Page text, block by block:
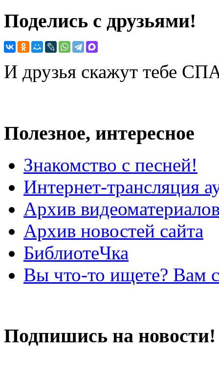
Поделись с друзьями!
И друзья скажут тебе
Полезное, интересное
Знакомство с песней!
Интернет-трансляция
Архив
Архив новостей сайта
БиблиотеЧка
Вы что-то ищете? Вам
Подпишись на новости!